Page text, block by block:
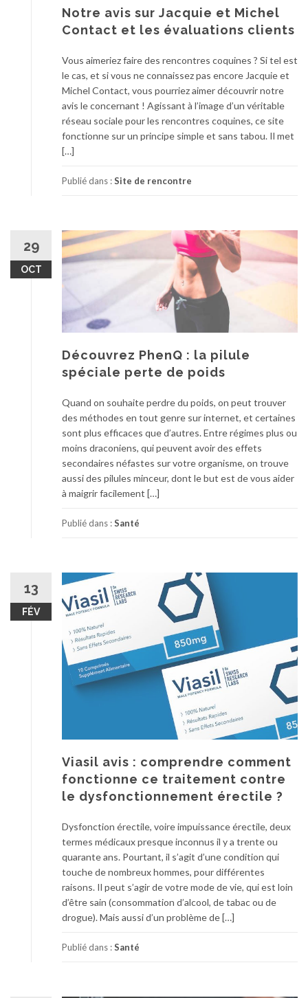
Notre avis sur Jacquie et Michel
Contact et les évaluations clients
Vous aimeriez faire des rencontres coquines ? Si tel est
le cas, et si vous ne connaissez pas encore Jacquie et
Michel Contact, vous pourriez aimer découvrir notre
avis le concernant ! Agissant à l’image d’un véritable
réseau sociale pour les rencontres coquines, ce site
fonctionne sur un principe simple et sans tabou. Il met
[…]
Publié dans :Site de rencontre
29
OCT
Découvrez PhenQ : la pilule
spéciale perte de poids
Quand on souhaite perdre du poids, on peut trouver
des méthodes en tout genre sur internet, et certaines
sont plus efficaces que d’autres. Entre régimes plus ou
moins draconiens, qui peuvent avoir des effets
secondaires néfastes sur votre organisme, on trouve
aussi des pilules minceur, dont le but est de vous aider
à maigrir facilement […]
Publié dans :Santé
13
FÉV
Viasil avis : comprendre comment
fonctionne ce traitement contre
le dysfonctionnement érectile ?
Dysfonction érectile, voire impuissance érectile, deux
termes médicaux presque inconnus il y a trente ou
quarante ans. Pourtant, il s’agit d’une condition qui
touche de nombreux hommes, pour différentes
raisons. Il peut s’agir de votre mode de vie, qui est loin
d’être sain (consommation d’alcool, de tabac ou de
drogue). Mais aussi d’un problème de […]
Publié dans :Santé